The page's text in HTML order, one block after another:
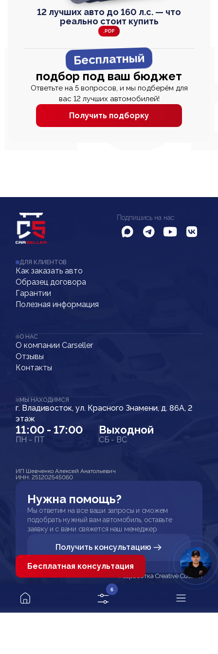
12 лучших авто до 160 л.с. — что
реально стоит купить
.PDF
Бесплатный
подбор под ваш бюджет
Ответьте на 5 вопросов, и мы подберём для
вас 12 лучших автомобилей!
Получить подборку
Подпишись на нас
ДЛЯ КЛИЕНТОВ
Как заказать авто
Образец договора
Гарантии
Полезная информация
О НАС
О компании Carseller
Отзывы
Контакты
МЫ НАХОДИМСЯ
г. Владивосток, ул. Красного Знамени, д. 86А, 2
этаж
11:00 - 17:00
ПН - ПТ
Выходной
СБ - ВС
ИП Шевченко Алексей Анатольевич
ИНН: 251202545060
Нужна помощь?
Мы ответим на все ваши запросы и сможем
подобрать нужный вам автомобиль, оставьте
заявку и с вами свяжется наш менеджер
Получить консультацию
Разработка Creative Custom
6
Бесплатная консультация